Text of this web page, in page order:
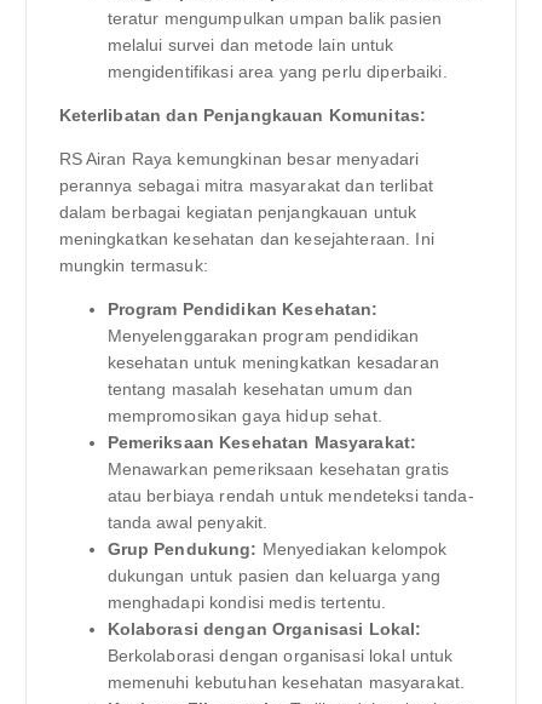
teratur mengumpulkan umpan balik pasien
melalui survei dan metode lain untuk
mengidentifikasi area yang perlu diperbaiki.
Keterlibatan dan Penjangkauan Komunitas:
RS Airan Raya kemungkinan besar menyadari
perannya sebagai mitra masyarakat dan terlibat
dalam berbagai kegiatan penjangkauan untuk
meningkatkan kesehatan dan kesejahteraan. Ini
mungkin termasuk:
Program Pendidikan Kesehatan:
Menyelenggarakan program pendidikan
kesehatan untuk meningkatkan kesadaran
tentang masalah kesehatan umum dan
mempromosikan gaya hidup sehat.
Pemeriksaan Kesehatan Masyarakat:
Menawarkan pemeriksaan kesehatan gratis
atau berbiaya rendah untuk mendeteksi tanda-
tanda awal penyakit.
Grup Pendukung: Menyediakan kelompok
dukungan untuk pasien dan keluarga yang
menghadapi kondisi medis tertentu.
Kolaborasi dengan Organisasi Lokal:
Berkolaborasi dengan organisasi lokal untuk
memenuhi kebutuhan kesehatan masyarakat.